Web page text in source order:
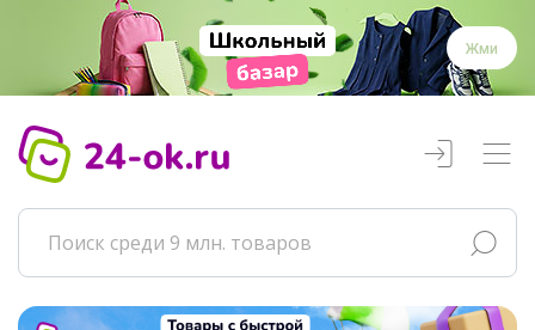
Жми